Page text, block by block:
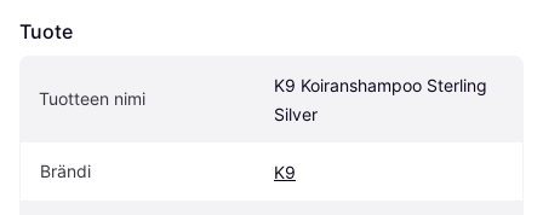
Tuote
Tuotteen nimi
K9 Koiranshampoo Sterling
Silver
Brändi K9